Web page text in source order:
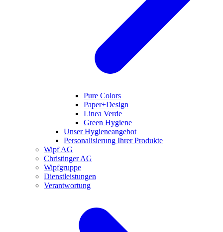
Pure Colors
Paper+Design
Linea Verde
Green Hygiene
Unser Hygieneangebot
Personalisierung Ihrer Produkte
Wipf AG
Christinger AG
Wipfgruppe
Dienstleistungen
Verantwortung